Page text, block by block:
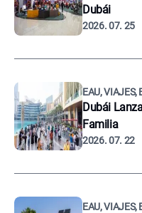
Dubái
2026. 07. 25
EAU, VIAJES,
Dubái
Familia
2026. 07. 22
EAU, VIAJES,